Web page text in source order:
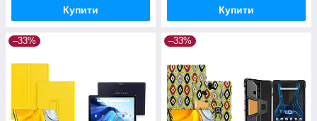
Купити Купити
–33% –33%